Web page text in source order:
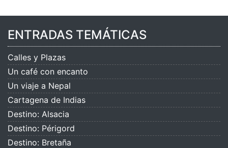
ENTRADAS TEMÁTICAS
Calles y Plazas
Un café con encanto
Un viaje a Nepal
Cartagena de Indias
Destino: Alsacia
Destino: Périgord
Destino: Bretaña